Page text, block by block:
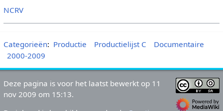
NCRV
Categorieën: Productie Productielijst C
Documentaire
2000-2009
Deze pagina is voor het laatst bewerkt op 11
nov 2009 om 15:13.